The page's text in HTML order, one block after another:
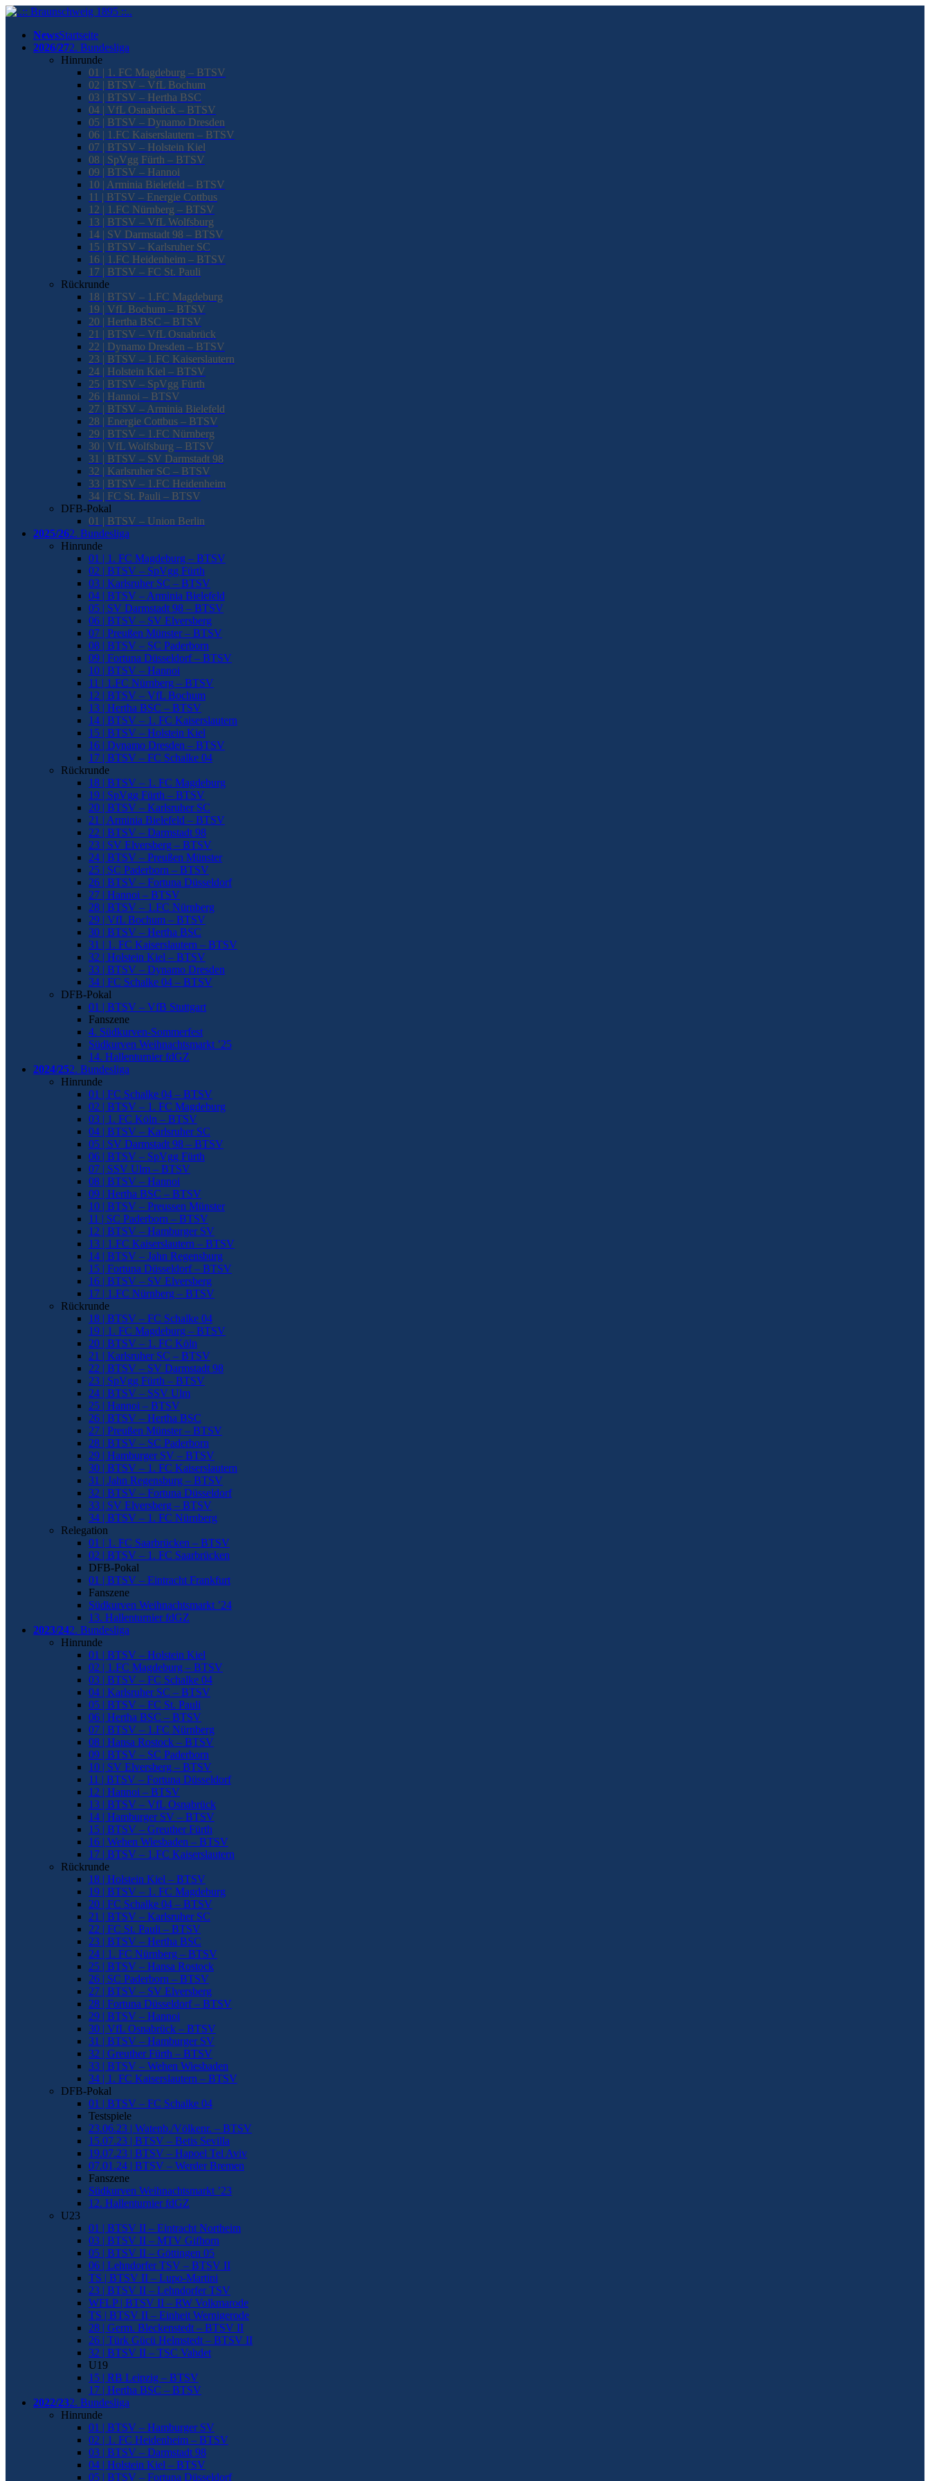
NewsStartseite
2026/272. Bundesliga
Hinrunde
01 | 1. FC Magdeburg – BTSV
02 | BTSV – VfL Bochum
03 | BTSV – Hertha BSC
04 | VfL Osnabrück – BTSV
05 | BTSV – Dynamo Dresden
06 | 1.FC Kaiserslautern – BTSV
07 | BTSV – Holstein Kiel
08 | SpVgg Fürth – BTSV
09 | BTSV – Hannoi
10 | Arminia Bielefeld – BTSV
11 | BTSV – Energie Cottbus
12 | 1.FC Nürnberg – BTSV
13 | BTSV – VfL Wolfsburg
14 | SV Darmstadt 98 – BTSV
15 | BTSV – Karlsruher SC
16 | 1.FC Heidenheim – BTSV
17 | BTSV – FC St. Pauli
Rückrunde
18 | BTSV – 1.FC Magdeburg
19 | VfL Bochum – BTSV
20 | Hertha BSC – BTSV
21 | BTSV – VfL Osnabrück
22 | Dynamo Dresden – BTSV
23 | BTSV – 1.FC Kaiserslautern
24 | Holstein Kiel – BTSV
25 | BTSV – SpVgg Fürth
26 | Hannoi – BTSV
27 | BTSV – Arminia Bielefeld
28 | Energie Cottbus – BTSV
29 | BTSV – 1.FC Nürnberg
30 | VfL Wolfsburg – BTSV
31 | BTSV – SV Darmstadt 98
32 | Karlsruher SC – BTSV
33 | BTSV – 1.FC Heidenheim
34 | FC St. Pauli – BTSV
DFB-Pokal
01 | BTSV – Union Berlin
2025/262. Bundesliga
Hinrunde
01 | 1. FC Magdeburg – BTSV
02 | BTSV – SpVgg Fürth
03 | Karlsruher SC – BTSV
04 | BTSV – Arminia Bielefeld
05 | SV Darmstadt 98 – BTSV
06 | BTSV – SV Elversberg
07 | Preußen Münster – BTSV
08 | BTSV – SC Paderborn
09 | Fortuna Düsseldorf – BTSV
10 | BTSV – Hannoi
11 | 1.FC Nürnberg – BTSV
12 | BTSV – VfL Bochum
13 | Hertha BSC – BTSV
14 | BTSV – 1. FC Kaiserslautern
15 | BTSV – Holstein Kiel
16 | Dynamo Dresden – BTSV
17 | BTSV – FC Schalke 04
Rückrunde
18 | BTSV – 1. FC Magdeburg
19 | SpVgg Fürth – BTSV
20 | BTSV – Karlsruher SC
21 | Arminia Bielefeld – BTSV
22 | BTSV – Darmstadt 98
23 | SV Elversberg – BTSV
24 | BTSV – Preußen Münster
25 | SC Paderborn – BTSV
26 | BTSV – Fortuna Düsseldorf
27 | Hannoi – BTSV
28 | BTSV – 1.FC Nürnberg
29 | VfL Bochum – BTSV
30 | BTSV – Hertha BSC
31 | 1. FC Kaiserslautern – BTSV
32 | Holstein Kiel – BTSV
33 | BTSV – Dynamo Dresden
34 | FC Schalke 04 – BTSV
DFB-Pokal
01 | BTSV – VfB Stuttgart
Fanszene
4. Südkurven-Sommerfest
Südkurven Weihnachtsmarkt ’25
14. Hallenturnier fdGZ
2024/252. Bundesliga
Hinrunde
01 | FC Schalke 04 – BTSV
02 | BTSV – 1. FC Magdeburg
03 | 1. FC Köln – BTSV
04 | BTSV – Karlsruher SC
05 | SV Darmstadt 98 – BTSV
06 | BTSV – SpVgg Fürth
07 | SSV Ulm – BTSV
08 | BTSV – Hannoi
09 | Hertha BSC – BTSV
10 | BTSV – Preussen Münster
11 | SC Paderborn – BTSV
12 | BTSV – Hamburger SV
13 | 1.FC Kaiserslautern – BTSV
14 | BTSV – Jahn Regensburg
15 | Fortuna Düsseldorf – BTSV
16 | BTSV – SV Elversberg
17 | 1.FC Nürnberg – BTSV
Rückrunde
18 | BTSV – FC Schalke 04
19 | 1. FC Magdeburg – BTSV
20 | BTSV – 1. FC Köln
21 | Karlsruher SC – BTSV
22 | BTSV – SV Darmstadt 98
23 | SpVgg Fürth – BTSV
24 | BTSV – SSV Ulm
25 | Hannoi – BTSV
26 | BTSV – Hertha BSC
27 | Preußen Münster – BTSV
28 | BTSV – SC Paderborn
29 | Hamburger SV – BTSV
30 | BTSV – 1. FC Kaiserslautern
31 | Jahn Regensburg – BTSV
32 | BTSV – Fortuna Düsseldorf
33 | SV Elversberg – BTSV
34 | BTSV – 1. FC Nürnberg
Relegation
01 | 1. FC Saarbrücken – BTSV
02 | BTSV – 1. FC Saarbrücken
DFB-Pokal
01 | BTSV – Eintracht Frankfurt
Fanszene
Südkurven Weihnachtsmarkt ’24
13. Hallenturnier fdGZ
2023/242. Bundesliga
Hinrunde
01 | BTSV – Holstein Kiel
02 | 1.FC Magdeburg – BTSV
03 | BTSV – FC Schalke 04
04 | Karlsruher SC – BTSV
05 | BTSV – FC St. Pauli
06 | Hertha BSC – BTSV
07 | BTSV – 1.FC Nürnberg
08 | Hansa Rostock – BTSV
09 | BTSV – SC Paderborn
10 | SV Elversberg – BTSV
11 | BTSV – Fortuna Düsseldorf
12 | Hannoi – BTSV
13 | BTSV – VfL Osnabrück
14 | Hamburger SV – BTSV
15 | BTSV – Greuther Fürth
16 | Wehen Wiesbaden – BTSV
17 | BTSV – 1.FC Kaiserslautern
Rückrunde
18 | Holstein Kiel – BTSV
19 | BTSV – 1. FC Magdeburg
20 | FC Schalke 04 – BTSV
21 | BTSV – Karlsruher SC
22 | FC St. Pauli – BTSV
23 | BTSV – Hertha BSC
24 | 1. FC Nürnberg – BTSV
25 | BTSV – Hansa Rostock
26 | SC Paderborn – BTSV
27 | BTSV – SV Elversberg
28 | Fortuna Düsseldorf – BTSV
29 | BTSV – Hannoi
30 | VfL Osnabrück – BTSV
31 | BTSV – Hamburger SV
32 | Greuther Fürth – BTSV
33 | BTSV – Wehen Wiesbaden
34 | 1. FC Kaiserslautern – BTSV
DFB-Pokal
01 | BTSV – FC Schalke 04
Testspiele
23.06.23 | Watenb./Völkenr. – BTSV
15.07.23 | BTSV – Betis Sevilla
19.07.23 | BTSV – Hapoel Tel Aviv
07.01.24 | BTSV – Werder Bremen
Fanszene
Südkurven Weihnachtsmarkt ’23
12. Hallenturnier fdGZ
U23
01 | BTSV II – Eintracht Northeim
03 | BTSV II – MTV Gifhorn
05 | BTSV II – Göttingen 05
06 | Lehndorfer TSV – BTSV II
TS | BTSV II – Lupo-Martini
23 | BTSV II – Lehndorfer TSV
WFLP | BTSV II – RW Volkmarode
TS | BTSV II – Einheit Wernigerode
28 | Germ. Bleckenstedt – BTSV II
26 | Türk Gücü Helmstedt – BTSV II
32 | BTSV II – TSC Vahdet
U19
15 | RB Leipzig – BTSV
17 | Hertha BSC – BTSV
2022/232. Bundesliga
Hinrunde
01 | BTSV – Hamburger SV
02 | 1. FC Heidenheim – BTSV
03 | BTSV – Darmstadt 98
04 | Holstein Kiel – BTSV
05 | BTSV – Fortuna Düsseldorf